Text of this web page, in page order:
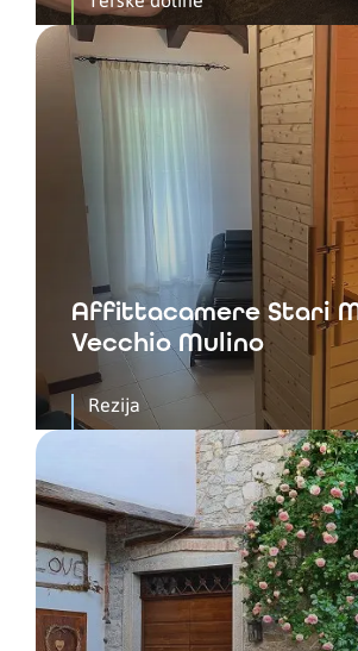
Affittacamere Stari
Vecchio Mulino
Rezija